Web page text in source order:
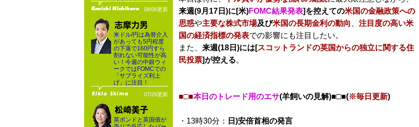
来週(9月17日)に[米)FOMC結果発表]を控えての米国の金融政策への
思惑や主要な株式市場及び米国の長期金利の動向
注目度の高い米
国の経済指標の発表での影響にも注目したい。
また、 来週(18日)には[スコットランドの英国からの独立に関する住
民投票]が控える。
■□■本日のトレード用のエサ(羊飼いの見解)■□■(※毎日更新)
・13時30分：
日)安倍首相の発言
08/06更新
米ドル/円は為替介入
があっても5円程度
の下落で160円すら
割れない可能性が高
い！今週の中銀ウィ
ークではFOMCでの
「サプライズ利上
げ」に注目！
07/29更新
英ポンドと英国債が